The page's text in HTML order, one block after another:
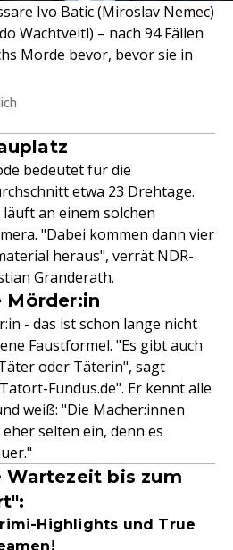
Ivo Batic (Miroslav Nemec)
Wachtveitl) – nach 94 Fällen
Morde bevor, bevor sie in
bedeutet für die
etwa 23 Drehtage.
an einem solchen
"Dabei kommen dann vier
heraus", verrät NDR-
Granderath.
Mörder:in
- das ist schon lange nicht
Faustformel. "Es gibt auch
oder Täterin", sagt
Fundus.de". Er kennt alle
weiß: "Die Macher:innen
selten ein, denn es
Wartezeit bis zum
Highlights und True